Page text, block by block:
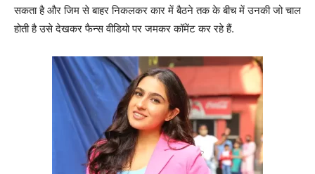
सकता है और जिम से बाहर निकलकर कार में बैठने तक के बीच में उनकी जो चाल
होती है उसे देखकर फैन्स वीडियो पर जमकर कॉमेंट कर रहे हैं.